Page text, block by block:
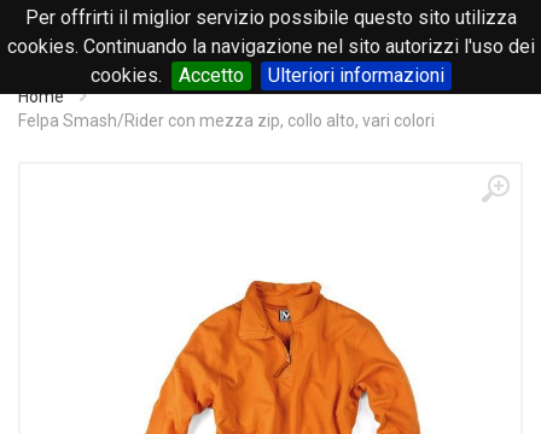
Per offrirti il miglior servizio possibile questo sito utilizza
cookies. Continuando la navigazione nel sito autorizzi l'uso dei
cookies.
Accetto Ulteriori informazioni
0
Home
Felpa Smash/Rider con mezza zip, collo alto, vari colori